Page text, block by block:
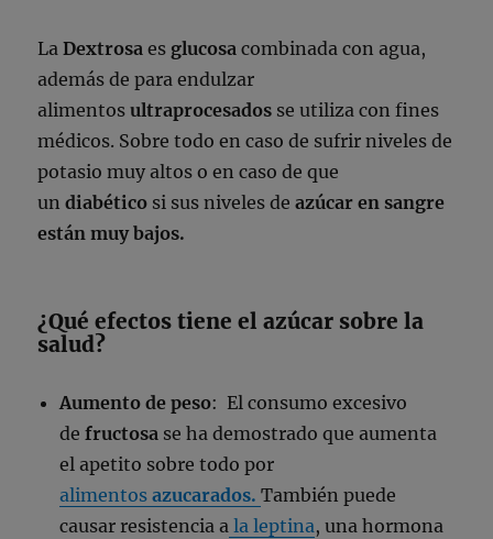
LaDextrosaes glucosacombinada con agua,
además de para endulzar
alimentos ultraprocesados se utiliza con fines
médicos. Sobre todo en caso de sufrir niveles de
potasio muy altos o en caso de que
undiabético si sus niveles de azúcar en sangre
están muy bajos.
¿Qué efectos tiene el azúcar sobre la
salud?
Aumento de peso: El consumo excesivo
defructosa se ha demostrado que aumenta
el apetito sobre todo por
alimentosazucarados.También puede
causar resistencia a la leptina, una hormona